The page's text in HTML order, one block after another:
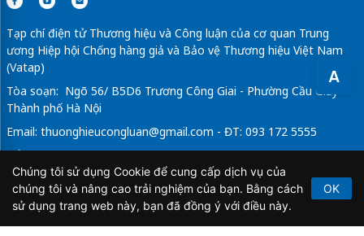
A
Tạp chí điện tử Thương hiệu và Công luận của cơ quan Trung
ương Hiệp hội Chống hàng giả và Bảo vệ Thương hiệu Việt Nam
(Vatap)
Tòa soạn: Ngõ 56/ B5D6 Trương Công Giai - Phường Cầu Giấy -
Thành phố Hà Nội
Email: thuonghieucongluan@gmail.com - ĐT: 093 172 5555
Tổng Biên Tập: Vũ Đức Thuận
Giấy phép hoạt động báo chí điện tử số 64/GP-BTTTT do Bộ
Thông tin và Truyền thông cấp ngày 21/2/2020.
Chúng tôi sử dụng Cookie để cung cấp dịch vụ của
chúng tôi và nâng cao trải nghiệm của bạn. Bằng cách
sử dụng trang web này, bạn đã đồng ý với điều này.
OK